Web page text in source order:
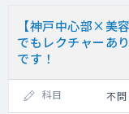
【神戸中心部×美
でもレクチャーあ
です！
科目 不